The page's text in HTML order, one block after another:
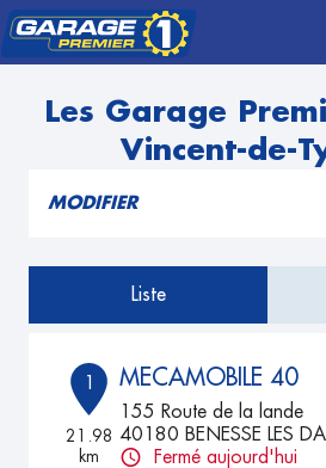
Les Garage
Vincent-de-
MODIFIER
Liste
1
21.98
km
MECAMOBILE 40
155 Route de la lande
40180 BENESSE LES
Fermé aujourd'hui